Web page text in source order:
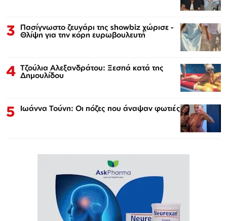
3 Πασίγνωστο ζευγάρι της showbiz χώρισε -
Θλίψη για την κόρη ευρωβουλευτή
4 Τζούλια Αλεξανδράτου: Ξεσπά κατά της
Δημουλίδου
5 Ιωάννα Τούνη: Οι πόζες που άναψαν φωτιές